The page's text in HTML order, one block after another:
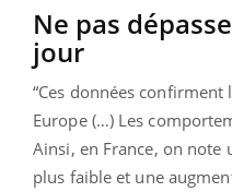
Ne pas
jour
“Ces données confirment
Europe (…) Les
Ainsi, en France, on
plus faible et une